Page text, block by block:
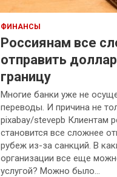
ФИНАНСЫ
Россиянам все
отправить
границу
Многие банки уже не
переводы. И причина не
pixabay/stevepb Клиентам
становится все сложнее
рубеж из-за санкций. В
организации все еще
услугой? Можно было…